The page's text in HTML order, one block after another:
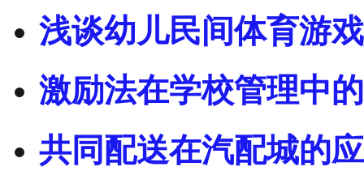
浅谈幼儿民间体育游
激励法在学校管理中
共同配送在汽配城的